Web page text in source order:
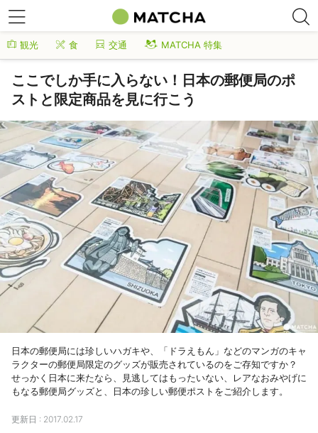
観光 食 交通 MATCHA 特集
ここでしか手に入らない！日本の郵便局のポ
ストと限定商品を見に行こう
日本の郵便局には珍しいハガキや、「ドラえもん」などのマンガのキャ
ラクターの郵便局限定のグッズが販売されているのをご存知ですか？
せっかく日本に来たなら、見逃してはもったいない、レアなおみやげに
もなる郵便局グッズと、日本の珍しい郵便ポストをご紹介します。
更新日 : 2017.02.17